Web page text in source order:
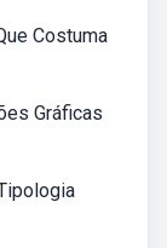
Costuma
Gráficas